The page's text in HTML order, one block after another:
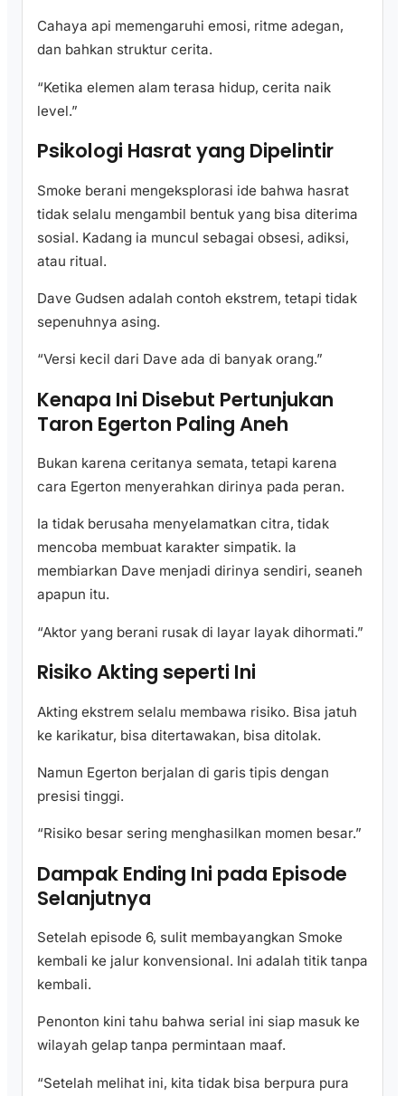
Cahaya api memengaruhi emosi, ritme adegan,
dan bahkan struktur cerita.
“Ketika elemen alam terasa hidup, cerita naik
level.”
Psikologi Hasrat yang Dipelintir
Smoke berani mengeksplorasi ide bahwa hasrat
tidak selalu mengambil bentuk yang bisa diterima
sosial. Kadang ia muncul sebagai obsesi, adiksi,
atau ritual.
Dave Gudsen adalah contoh ekstrem, tetapi tidak
sepenuhnya asing.
“Versi kecil dari Dave ada di banyak orang.”
Kenapa Ini Disebut Pertunjukan
Taron Egerton Paling Aneh
Bukan karena ceritanya semata, tetapi karena
cara Egerton menyerahkan dirinya pada peran.
Ia tidak berusaha menyelamatkan citra, tidak
mencoba membuat karakter simpatik. Ia
membiarkan Dave menjadi dirinya sendiri, seaneh
apapun itu.
“Aktor yang berani rusak di layar layak dihormati.”
Risiko Akting seperti Ini
Akting ekstrem selalu membawa risiko. Bisa jatuh
ke karikatur, bisa ditertawakan, bisa ditolak.
Namun Egerton berjalan di garis tipis dengan
presisi tinggi.
“Risiko besar sering menghasilkan momen besar.”
Dampak Ending Ini pada Episode
Selanjutnya
Setelah episode 6, sulit membayangkan Smoke
kembali ke jalur konvensional. Ini adalah titik tanpa
kembali.
Penonton kini tahu bahwa serial ini siap masuk ke
wilayah gelap tanpa permintaan maaf.
“Setelah melihat ini, kita tidak bisa berpura pura